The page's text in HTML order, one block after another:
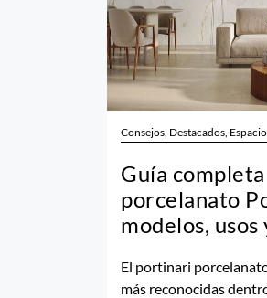
Consejos, Destacados,
Guía
porcelanato
modelos, usos
El portinari
más reconocidas